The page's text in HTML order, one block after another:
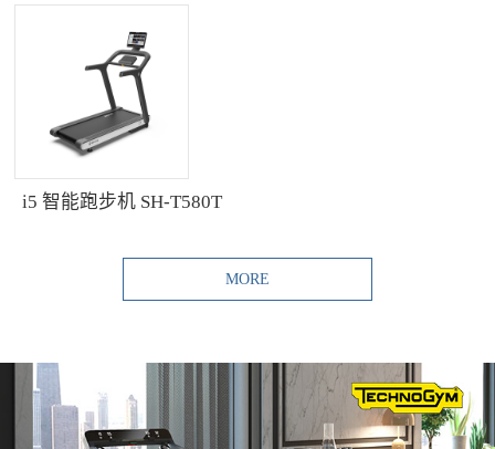
i5 智能跑步机 SH-T580T
MORE